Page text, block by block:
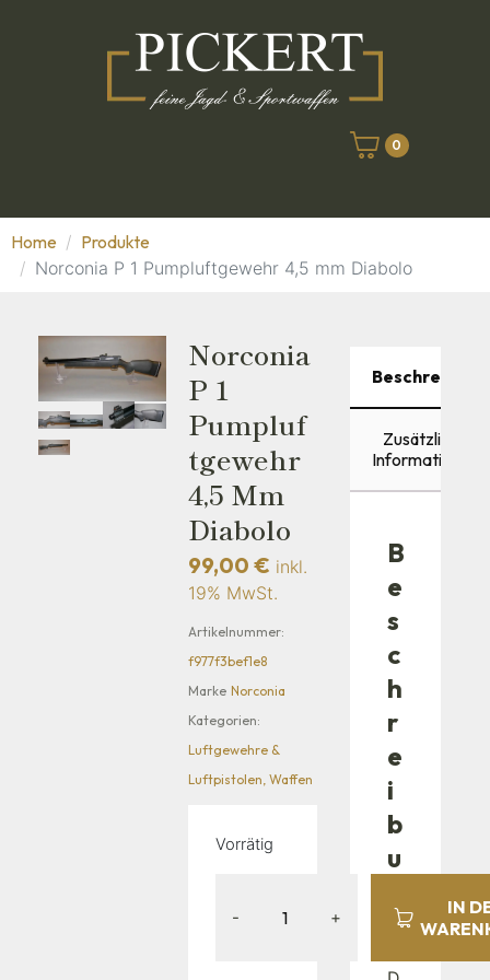
0
Home
Produkte
Norconia P 1 Pumpluftgewehr 4,5 mm Diabolo
Norconia
P 1
Pumpluf
Tgewehr
4,5 Mm
Diabolo
99,00€ inkl.
19% MwSt.
Artikelnummer:
f977f3bef1e8
Marke Norconia
Kategorien:
Luftgewehre &
Luftpistolen,Waffen
Vorrätig
- +
IN
Beschreibung
Zusätzliche
Informationen
B
e
s
c
h
r
e
i
b
u
g